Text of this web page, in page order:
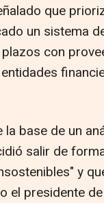
que
un sistema
con
base de un
salir de
y
el presidente